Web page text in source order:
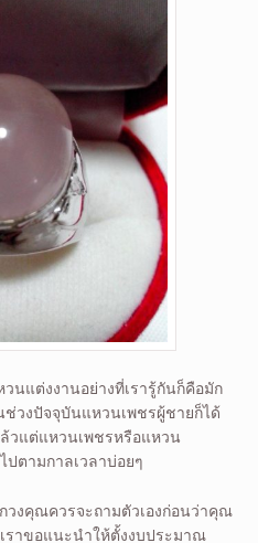
แต่งงานอย่างที่เรารู้กันก็คือมัก
วงปัจจุบันแหวนเพชรผู้ชายก็ได้
วแต่แหวนเพชรหรือแหวน
ปตามกาลเวลาบ่อยๆ
วงคุณควรจะถามตัวเองก่อนว่าคุณ
ราขอแนะนำให้ตั้งงบประมาณ